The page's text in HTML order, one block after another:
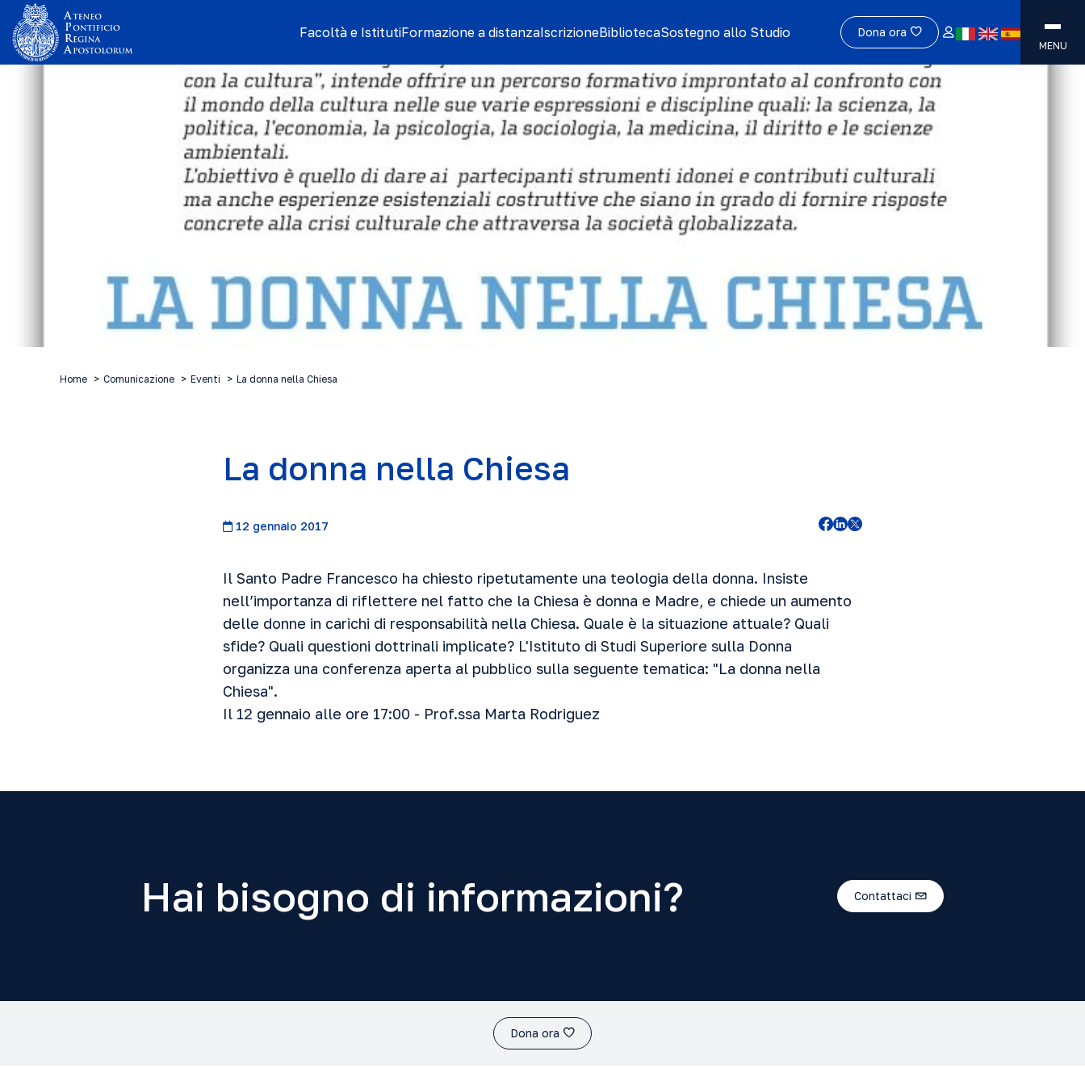
Facoltà e IstitutiFormazione a distanzaIscrizioneBibliotecaSostegno allo Studio Dona ora
MENU
Home Comunicazione Eventi La donna nella Chiesa
La donna nella Chiesa
12 gennaio 2017
Il Santo Padre Francesco ha chiesto ripetutamente una teologia della donna. Insiste
nell’importanza di riflettere nel fatto che la Chiesa è donna e Madre, e chiede un aumento
delle donne in carichi di responsabilità nella Chiesa. Quale è la situazione attuale? Quali
sfide? Quali questioni dottrinali implicate? L'Istituto di Studi Superiore sulla Donna
organizza una conferenza aperta al pubblico sulla seguente tematica: "La donna nella
Chiesa".
Il 12 gennaio alle ore 17:00 - Prof.ssa Marta Rodriguez
Hai bisogno di informazioni? Contattaci
Dona ora